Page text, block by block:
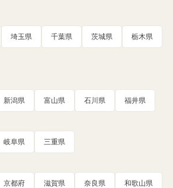
埼玉県 千葉県 茨城県 栃木県
新潟県 富山県 石川県 福井県
岐阜県 三重県
京都府 滋賀県 奈良県 和歌山県